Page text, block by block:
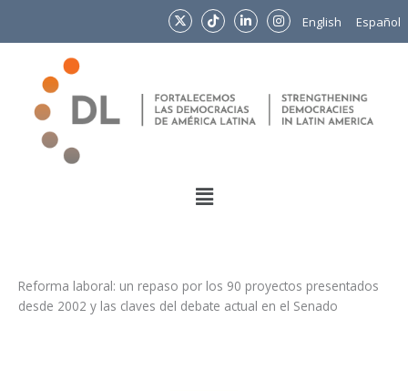
contenido
English Español
Menu
Reforma laboral: un repaso por los 90 proyectos presentados
desde 2002 y las claves del debate actual en el Senado